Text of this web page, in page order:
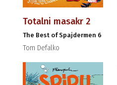
Totalni masakr 2
The Best of Spajdermen 6
Tom Defalko